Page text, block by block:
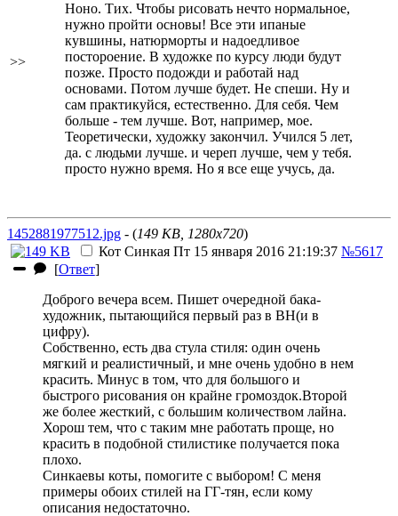
>>
Ноно. Тих. Чтобы рисовать нечто нормальное,
нужно пройти основы! Все эти ипаные
кувшины, натюрморты и надоедливое
постороение. В художке по курсу люди будут
позже. Просто подожди и работай над
основами. Потом лучше будет. Не спеши. Ну и
сам практикуйся, естественно. Для себя. Чем
больше - тем лучше. Вот, например, мое.
Теоретически, художку закончил. Учился 5 лет,
да. с людьми лучше. и череп лучше, чем у тебя.
просто нужно время. Но я все еще учусь, да.
1452881977512.jpg - (149 KB, 1280x720)
Кот Синкая Пт 15 января 2016 21:19:37 №5617
[Ответ]
Доброго вечера всем. Пишет очередной бака-
художник, пытающийся первый раз в ВН(и в
цифру).
Собственно, есть два стула стиля: один очень
мягкий и реалистичный, и мне очень удобно в нем
красить. Минус в том, что для большого и
быстрого рисования он крайне громоздок.Второй
же более жесткий, с большим количеством лайна.
Хорош тем, что с таким мне работать проще, но
красить в подобной стилистике получается пока
плохо.
Синкаевы коты, помогите с выбором! С меня
примеры обоих стилей на ГГ-тян, если кому
описания недостаточно.